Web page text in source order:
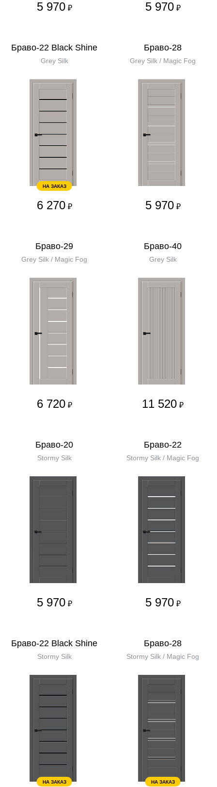
5 970 ₽ 5 970 ₽
Браво-22 Black Shine
Grey Silk
НА ЗАКАЗ
6 270 ₽
Браво-28
Grey Silk / Magic Fog
5 970 ₽
Браво-29
Grey Silk / Magic Fog
6 720 ₽
Браво-40
Grey Silk
11 520 ₽
Браво-20
Stormy Silk
5 970 ₽
Браво-22
Stormy Silk / Magic Fog
5 970 ₽
Браво-22 Black Shine
Stormy Silk
НА ЗАКАЗ
Браво-28
Stormy Silk / Magic Fog
НА ЗАКАЗ